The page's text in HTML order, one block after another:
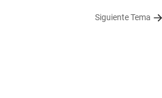
Siguiente Tema